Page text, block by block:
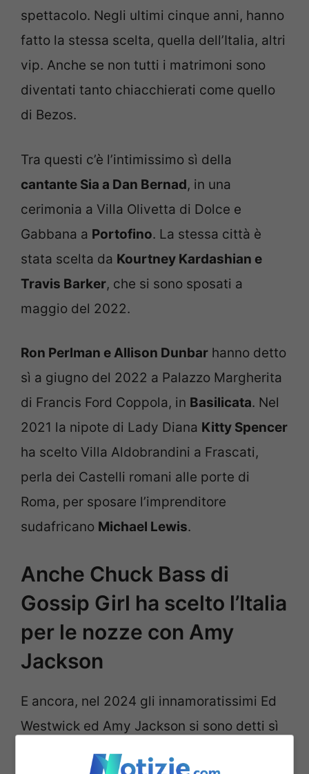
spettacolo. Negli ultimi cinque anni, hanno
fatto la stessa scelta, quella dell’Italia, altri
vip. Anche se non tutti i matrimoni sono
diventati tanto chiacchierati come quello
di Bezos.
Tra questi c’è l’intimissimo sì della
cantante Sia a Dan Bernad, in una
cerimonia a Villa Olivetta di Dolce e
Gabbana a Portofino. La stessa città è
stata scelta da Kourtney Kardashian e
Travis Barker, che si sono sposati a
maggio del 2022.
Ron Perlman e Allison Dunbar hanno detto
sì a giugno del 2022 a Palazzo Margherita
di Francis Ford Coppola, in Basilicata. Nel
2021 la nipote di Lady Diana Kitty Spencer
ha scelto Villa Aldobrandini a Frascati,
perla dei Castelli romani alle porte di
Roma, per sposare l’imprenditore
sudafricano Michael Lewis.
Anche Chuck Bass di
Gossip Girl ha scelto l’Italia
per le nozze con Amy
Jackson
E ancora, nel 2024 gli innamoratissimi Ed
Westwick ed Amy Jackson si sono detti sì
Castello di Rocca Cilento